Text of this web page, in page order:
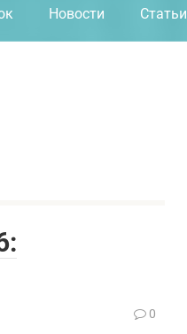
Новости Статьи
0